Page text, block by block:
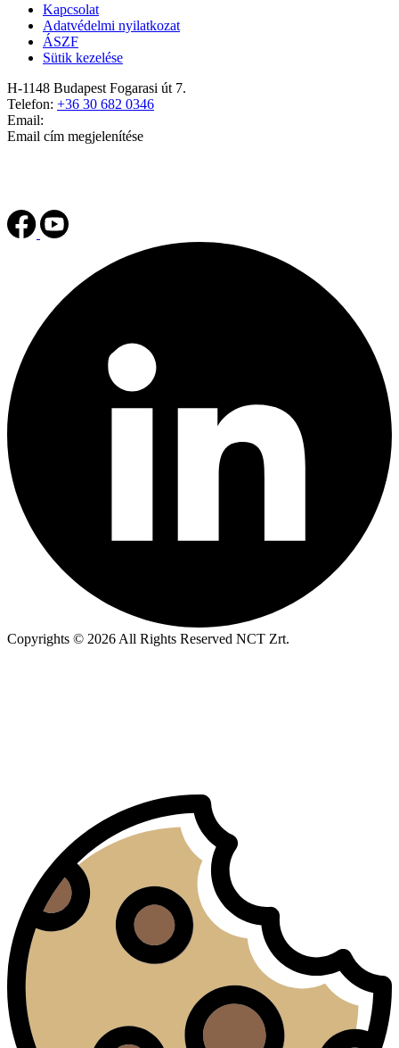
Kapcsolat
Adatvédelmi nyilatkozat
ÁSZF
Sütik kezelése
H-1148 Budapest Fogarasi út 7.
Telefon: +36 30 682 0346
Email:
Email cím megjelenítése
Copyrights © 2026 All Rights Reserved NCT Zrt.